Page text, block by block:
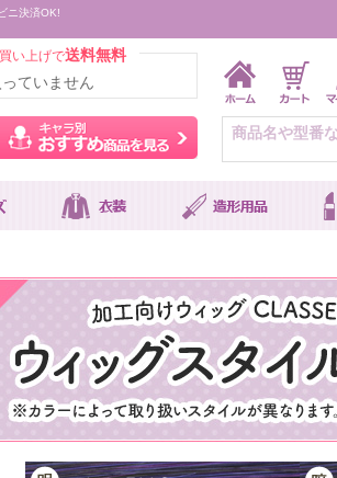
ニ決済OK!
い上げで送料無料
ていません
ィッグをカラーから探す キャラ別おすす